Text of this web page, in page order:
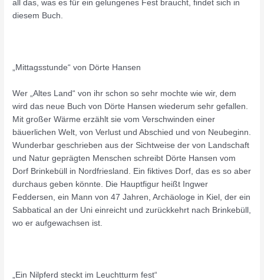
all das, was es für ein gelungenes Fest braucht, findet sich in
diesem Buch.
„Mittagsstunde“ von Dörte Hansen
Wer „Altes Land“ von ihr schon so sehr mochte wie wir, dem
wird das neue Buch von Dörte Hansen wiederum sehr gefallen.
Mit großer Wärme erzählt sie vom Verschwinden einer
bäuerlichen Welt, von Verlust und Abschied und von Neubeginn.
Wunderbar geschrieben aus der Sichtweise der von Landschaft
und Natur geprägten Menschen schreibt Dörte Hansen vom
Dorf Brinkebüll in Nordfriesland. Ein fiktives Dorf, das es so aber
durchaus geben könnte. Die Hauptfigur heißt Ingwer
Feddersen, ein Mann von 47 Jahren, Archäologe in Kiel, der ein
Sabbatical an der Uni einreicht und zurückkehrt nach Brinkebüll,
wo er aufgewachsen ist.
„Ein Nilpferd steckt im Leuchtturm fest“